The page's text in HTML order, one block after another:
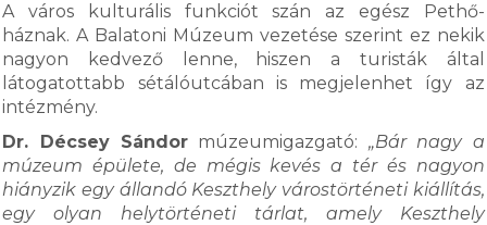
A város kulturális funkciót szán az egész Pethő-
háznak. A Balatoni Múzeum vezetése szerint ez nekik
nagyon kedvező lenne, hiszen a turisták által
látogatottabb sétálóutcában is megjelenhet így az
intézmény.
Dr. Décsey Sándor múzeumigazgató: „Bár nagy a
múzeum épülete, de mégis kevés a tér és nagyon
hiányzik egy állandó Keszthely várostörténeti kiállítás,
egy olyan helytörténeti tárlat, amely Keszthely